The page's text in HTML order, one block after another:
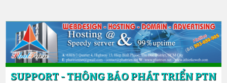
SUPPORT - THÔNG BÁO PHÁT TRIỂN PTN